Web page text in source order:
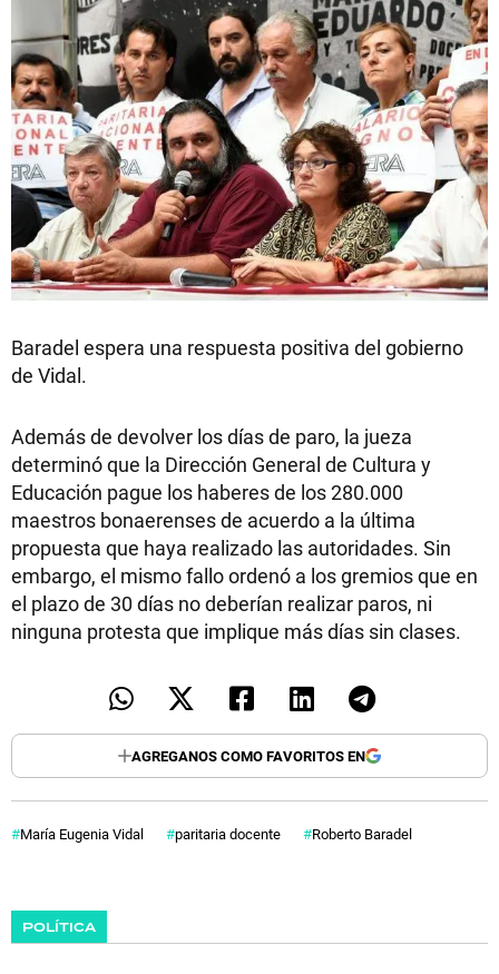
Baradel espera una respuesta positiva del gobierno
de Vidal.
Además de devolver los días de paro, la jueza
determinó que la Dirección General de Cultura y
Educación pague los haberes de los 280.000
maestros bonaerenses de acuerdo a la última
propuesta que haya realizado las autoridades. Sin
embargo, el mismo fallo ordenó a los gremios que en
el plazo de 30 días no deberían realizar paros, ni
ninguna protesta que implique más días sin clases.
AGREGANOS COMO FAVORITOS EN
María Eugenia Vidal paritaria docente Roberto Baradel
POLÍTICA